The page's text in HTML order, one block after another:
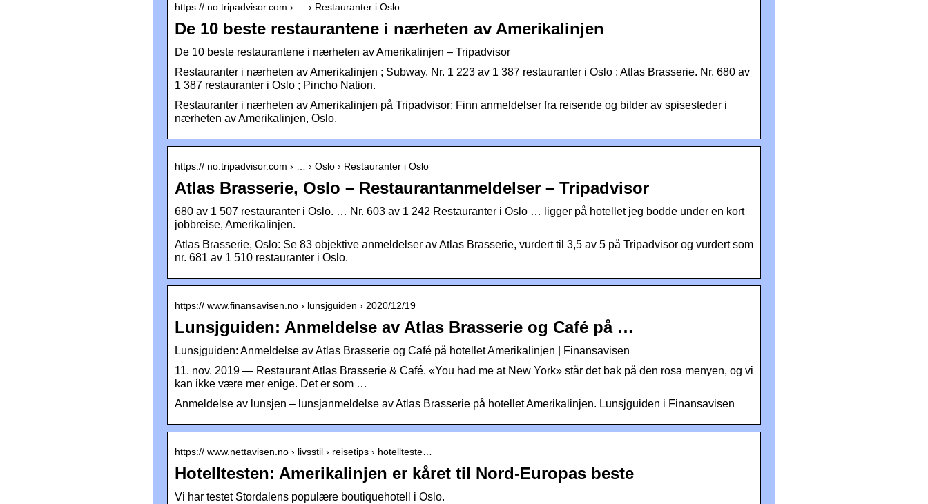
https:// no.tripadvisor.com › … › Restauranter i Oslo
De 10 beste restaurantene i nærheten av Amerikalinjen
De 10 beste restaurantene i nærheten av Amerikalinjen – Tripadvisor
Restauranter i nærheten av Amerikalinjen ; Subway. Nr. 1 223 av 1 387 restauranter i Oslo ; Atlas Brasserie. Nr. 680 av
1 387 restauranter i Oslo ; Pincho Nation.
Restauranter i nærheten av Amerikalinjen på Tripadvisor: Finn anmeldelser fra reisende og bilder av spisesteder i
nærheten av Amerikalinjen, Oslo.
https:// no.tripadvisor.com › … › Oslo › Restauranter i Oslo
Atlas Brasserie, Oslo – Restaurantanmeldelser – Tripadvisor
680 av 1 507 restauranter i Oslo. … Nr. 603 av 1 242 Restauranter i Oslo … ligger på hotellet jeg bodde under en kort
jobbreise, Amerikalinjen.
Atlas Brasserie, Oslo: Se 83 objektive anmeldelser av Atlas Brasserie, vurdert til 3,5 av 5 på Tripadvisor og vurdert som
nr. 681 av 1 510 restauranter i Oslo.
https:// www.finansavisen.no › lunsjguiden › 2020/12/19
Lunsjguiden: Anmeldelse av Atlas Brasserie og Café på …
Lunsjguiden: Anmeldelse av Atlas Brasserie og Café på hotellet Amerikalinjen | Finansavisen
11. nov. 2019 — Restaurant Atlas Brasserie & Café. «You had me at New York» står det bak på den rosa menyen, og vi
kan ikke være mer enige. Det er som …
Anmeldelse av lunsjen – lunsjanmeldelse av Atlas Brasserie på hotellet Amerikalinjen. Lunsjguiden i Finansavisen
https:// www.nettavisen.no › livsstil › reisetips › hotellteste…
Hotelltesten: Amerikalinjen er kåret til Nord-Europas beste
Vi har testet Stordalens populære boutiquehotell i Oslo.